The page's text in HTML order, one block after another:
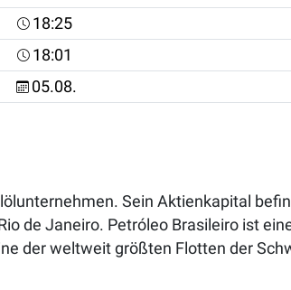
18:25
18:01
05.08.
Sein Aktienkapital
de Janeiro. Petróleo Brasileiro ist
der weltweit größten Flotten der